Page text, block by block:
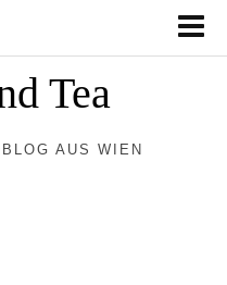
AUS WIEN